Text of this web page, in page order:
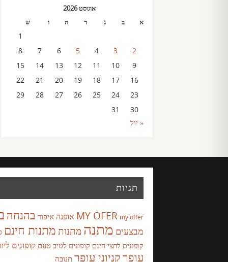
אוגוסט 2026
א
ב ג ד ה ו ש
1
2
3
4
5
6
7
8
9
10
11
12
13
14
15
16
17
18
19
20
21
22
23
24
25
26
27
28
29
30
31
« יול
תגיות
MY OFER my offer אופנה איפור בהנחה
מבצעים מתנה מתנות מתנות חינם
קופונים לחצי חינם קופונים לטיב טעם קופונים
עופרקניוני עופר תנובה